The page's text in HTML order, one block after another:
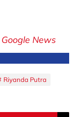
Google News
Riyanda Putra